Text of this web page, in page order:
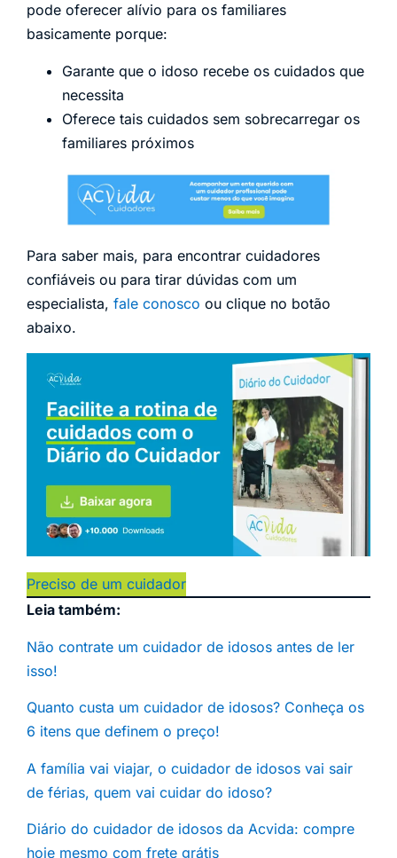
pode oferecer alívio para os familiares
basicamente porque:
Garante que o idoso recebe os cuidados que
necessita
Oferece tais cuidados sem sobrecarregar os
familiares próximos
Para saber mais, para encontrar cuidadores
confiáveis ou para tirar dúvidas com um
especialista, fale conosco ou clique no botão
abaixo.
Preciso de um cuidador
Leia também:
Não contrate um cuidador de idosos antes de ler
isso!
Quanto custa um cuidador de idosos? Conheça os
6 itens que definem o preço!
A família vai viajar, o cuidador de idosos vai sair
de férias, quem vai cuidar do idoso?
Diário do cuidador de idosos da Acvida: compre
hoje mesmo com frete grátis